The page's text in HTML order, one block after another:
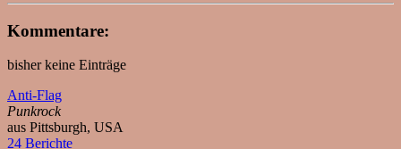
Kommentare:
bisher keine Einträge
Anti-Flag
Punkrock
aus Pittsburgh, USA
24 Berichte